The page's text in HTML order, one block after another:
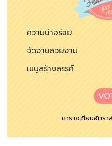
ความน่าอร่อย
จัดจานสวยงาม
เมนูสร้างสรรค์
ตารางเทียบอัตรา